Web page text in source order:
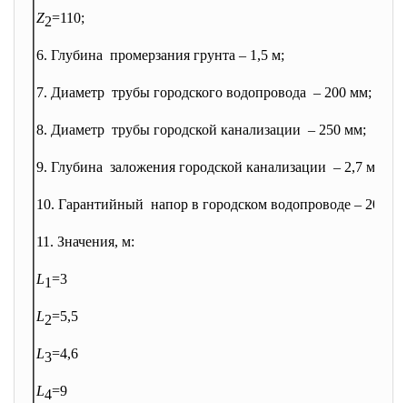
Z2=110;
6. Глубина промерзания грунта – 1,5 м;
7. Диаметр трубы городского водопровода – 200 мм;
8. Диаметр трубы городской канализации – 250 мм;
9. Глубина заложения городской канализации – 2,7 м;
10. Гарантийный напор в городском водопроводе – 20 м;
11. Значения, м:
L1=3
L2=5,5
L3=4,6
L4=9